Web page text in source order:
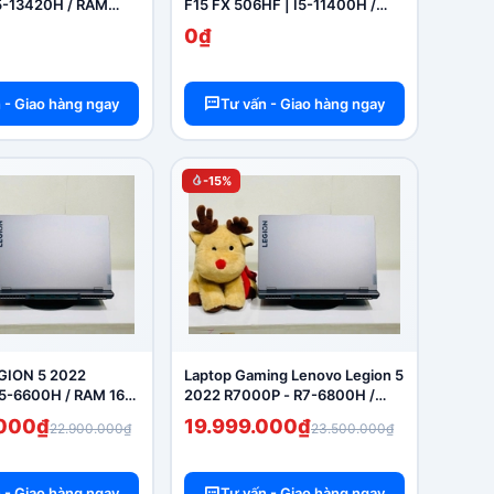
13420H / RAM
/RTX 3050 |
- Giao hàng ngay
F15 FX 506HF | I5-11400H /
RAM 16G / SSD 512 / RTX 2050
15.6-FHD 144Hz
0₫
Tư vấn - Giao hàng ngay
5 2022
6600H / RAM 16G
/ RTX 3050 15.6
22.900.000₫
-15%
Laptop Gaming Lenovo Legion 5
2022 R7000P - R7-6800H /
16GB RAM / 512GB SSD / RTX
3050 TI / 15.6 2K+ 165Hz
19.999.000₫23.500.000₫